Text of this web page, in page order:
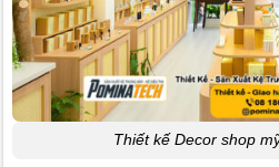
Thiết kế Decor shop